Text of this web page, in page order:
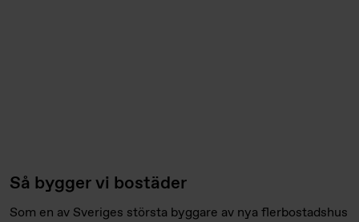
Så bygger vi bostäder
Som en av Sveriges största byggare av nya flerbostadshus